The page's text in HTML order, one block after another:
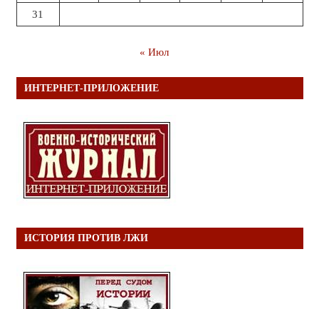
31
« Июл
ИНТЕРНЕТ-ПРИЛОЖЕНИЕ
ИСТОРИЯ ПРОТИВ ЛЖИ